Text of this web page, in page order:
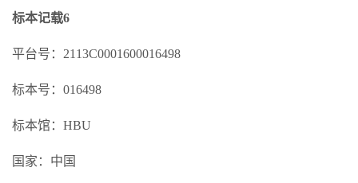
标本记载6
平台号：2113C0001600016498
标本号：016498
标本馆：HBU
国家：中国